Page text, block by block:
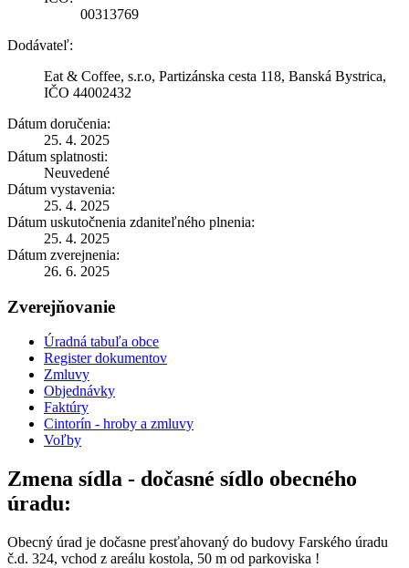
00313769
Dodávateľ:
Eat & Coffee, s.r.o, Partizánska cesta 118, Banská Bystrica,
IČO 44002432
Dátum doručenia:
25. 4. 2025
Dátum splatnosti:
Neuvedené
Dátum vystavenia:
25. 4. 2025
Dátum uskutočnenia zdaniteľného plnenia:
25. 4. 2025
Dátum zverejnenia:
26. 6. 2025
Zverejňovanie
Úradná tabuľa obce
Register dokumentov
Zmluvy
Objednávky
Faktúry
Cintorín - hroby a zmluvy
Voľby
Zmena sídla - dočasné sídlo obecného
úradu:
Obecný úrad je dočasne presťahovaný do budovy Farského úradu
č.d. 324, vchod z areálu kostola, 50 m od parkoviska !